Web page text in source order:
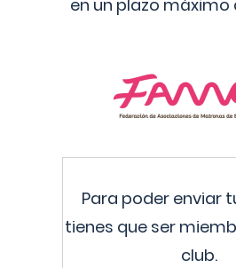
en un plazo máximo
Para poder enviar
tienes que ser
club.